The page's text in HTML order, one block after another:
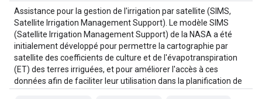
Assistance pour la gestion de l'irrigation par satellite (SIMS,
Satellite Irrigation Management Support). Le modèle SIMS
(Satellite Irrigation Management Support) de la NASA a été
initialement développé pour permettre la cartographie par
satellite des coefficients de culture et de l'évapotranspiration
(ET) des terres irriguées, et pour améliorer l'accès à ces
données afin de faciliter leur utilisation dans la planification de